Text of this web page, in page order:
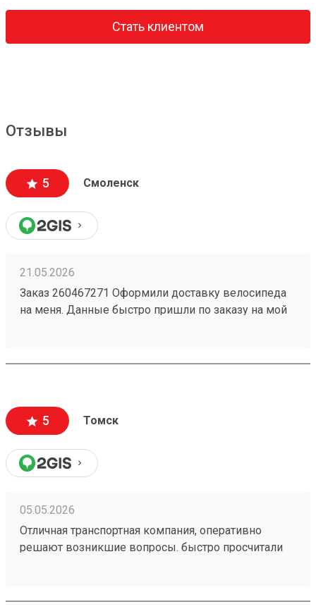
Стать клиентом
Отзывы
5 Смоленск
21.05.2026
Заказ 260467271 Оформили доставку велосипеда
на меня. Данные быстро пришли по заказу на мой
доставки и из чего. Даже есть телеграмм бот, что
поддержку, моментально ответили, менеджер
отредактировала заказ и все. Все супер
5 Томск
05.05.2026
Отличная транспортная компания, оперативно
решают возникшие вопросы. быстро просчитали
дешевле.